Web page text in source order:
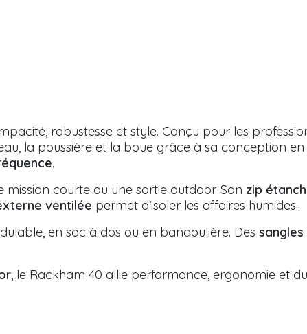
robustesse et style. Conçu pour les
la poussière et la boue grâce à sa conception en
.
mission courte ou une sortie outdoor. Son zip
ventilée permet d’isoler les affaires humides.
en sac à dos ou en bandoulière. Des
, le Rackham 40 allie performance, ergonomie et